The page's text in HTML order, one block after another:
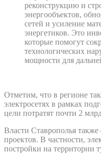
реконструкцию и
энергообъектов,
сетей и усиление
энергетиков. Это
которые помогут
технологических
мощности для
Отметим, что в регионе
электросетях в рамках
цели потратят почти 2
Власти Ставрополья
проектов. В частности,
постройки на территории